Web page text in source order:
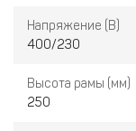
Напряжение (В)
400/230
Высота рамы (мм)
250